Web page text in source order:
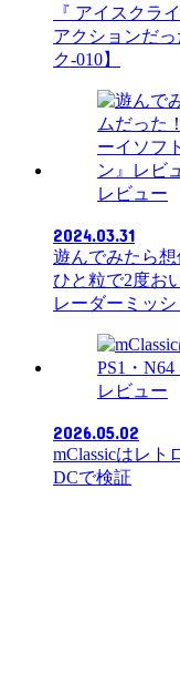
『 アイスクラ
アクションだ
ク-010】
レビュー
2024.03.31
遊んでみたら
ひと粒で2度お
レーダーミッ
レビュー
2026.05.02
mClassicはレト
DCで検証